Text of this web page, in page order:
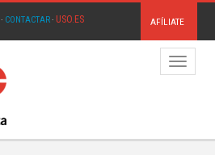
· CONTACTAR· USO.ES AFÍLIATE
Menú